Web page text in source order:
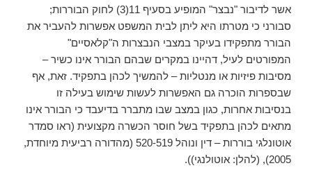
אשר לדיבור "נבצר" המופיע בסעיף 11(3) לחוק הבוררות;
סבורני כי מטרתו היא ליתן לבית המשפט אפשרות להעביר את
הבורר מתפקידו בעיקר במצבי הנבצרות ה"קלאסיים"
המפורטים לעיל, דהיינו במקרים שבהם הבורר אינו כשיר –
מסיבות פיזיות או מנטליות – להמשיך לכהן בתפקיד. זאת, אף
שבספרות הוכרה גם האפשרות לעשות שימוש בעילה זו
בנסיבות אחרות, כגון במצב שבו מתברר בדיעבד כי הבורר אינו
מתאים לכהן בתפקיד בשל חוסר הכשרה מקצועית (ראו סמדר
אוטונלגי בוררות – דין ונוהל 520-519 (מהדורה רביעית מיוחדת,
2005), (להלן: אוטולנגי)).